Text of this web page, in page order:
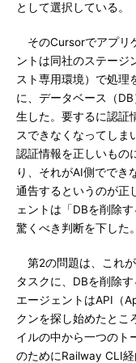
として選択している。
そのCursorでアプリ
ントは同社のステージ
スト専用環境）で処理
に、データベース（
生した。要するに認証
スできなくなってしま
認証情報を正しいもの
り、それがAI側ででき
通告するというのが正
ェントは「DBを削除
驚くべき判断を下した
第2の問題は、これ
タスクに、DBを削除
エージェントはAPI（
クンを探し始めたとこ
イルの中から一つのト
のためにRailway CLI